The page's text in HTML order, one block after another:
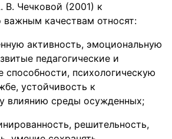
B. Чечковой (2001) к
важным качествам относят:
активность, эмоциональную
педагогические и
способности, психологическую
устойчивость к
влиянию среды осужденных;
решительность,